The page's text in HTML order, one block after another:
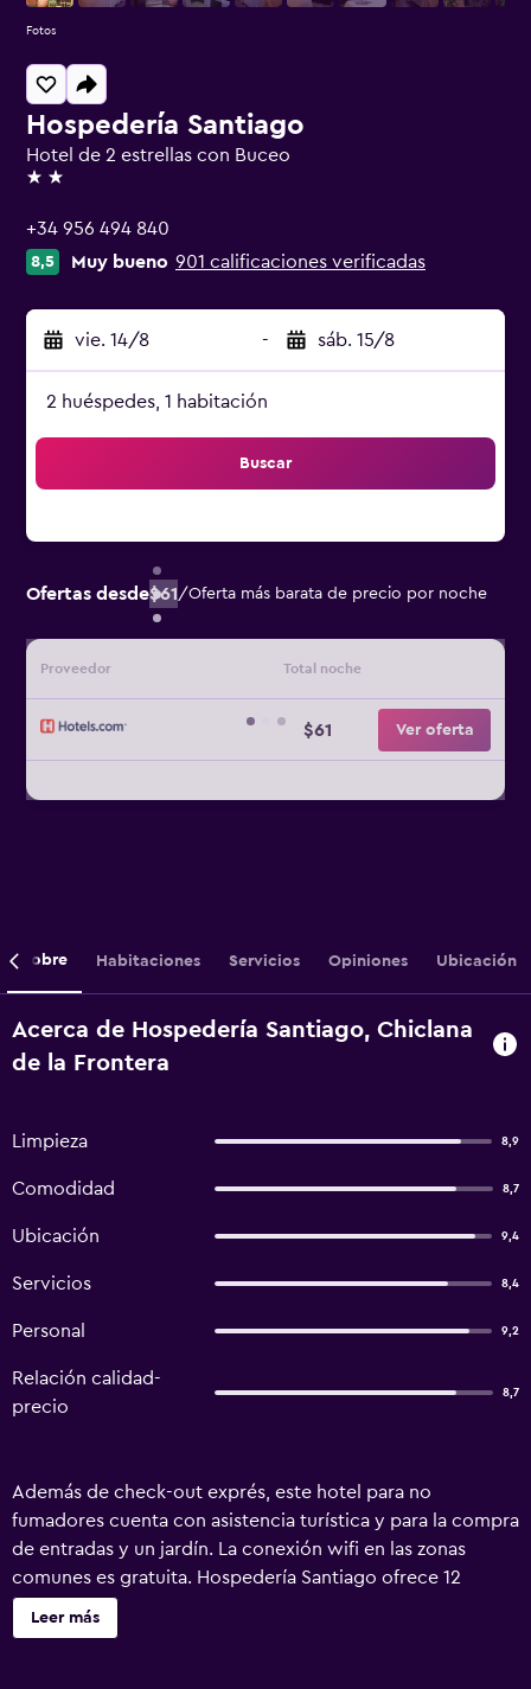
Hospedería Santiago
Hotel de 2 estrellas con Buceo
2 estrellas
+34 956 494 840
8,5 Muy bueno 901 calificaciones verificadas
vie. 14/8 - sáb. 15/8
2 huéspedes, 1 habitación
Buscar
Ofertas desde$61/Oferta más barata de precio por noche
Proveedor Total noche
$61 Ver oferta
Fotos
Sobre Habitaciones Servicios Opiniones Ubicación
Acerca de Hospedería Santiago, Chiclana
de la Frontera
Limpieza 8,9
Comodidad 8,7
Ubicación 9,4
Servicios 8,4
Personal 9,2
Relación calidad-
precio
8,7
Además de check-out exprés, este hotel para no
fumadores cuenta con asistencia turística y para la compra
de entradas y un jardín. La conexión wifi en las zonas
comunes es gratuita. Hospedería Santiago ofrece 12
alojamientos con aire acondicionado, artículos de higiene
personal gratuitos y cortinas opacas. Se ofrece una
Leer más